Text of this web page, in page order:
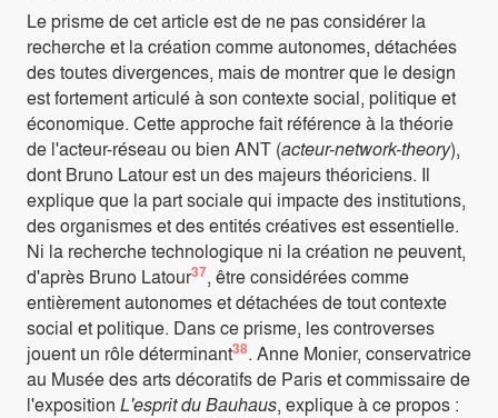
Le prisme de cet article est de ne pas considérer la
recherche et la création comme autonomes, détachées
des toutes divergences, mais de montrer que le design
est fortement articulé à son contexte social, politique et
économique. Cette approche fait référence à la théorie
de l'acteur-réseau ou bien ANT (acteur-network-theory),
dont Bruno Latour est un des majeurs théoriciens. Il
explique que la part sociale qui impacte des institutions,
des organismes et des entités créatives est essentielle.
Ni la recherche technologique ni la création ne peuvent,
d'après Bruno Latour37, être considérées comme
entièrement autonomes et détachées de tout contexte
social et politique. Dans ce prisme, les controverses
jouent un rôle déterminant38. Anne Monier, conservatrice
au Musée des arts décoratifs de Paris et commissaire de
l'exposition L'esprit du Bauhaus, explique à ce propos :